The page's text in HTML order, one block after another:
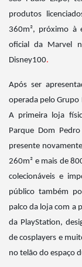
produtos
360m², próximo à
oficial da Marvel
Disney100.
Após ser
operada pelo Grupo
A primeira loja
Parque Dom
presente
260m² e mais de
colecionáveis e
público também
palco da loja com a
da PlayStation,
de cosplayers e
no telão do espaço